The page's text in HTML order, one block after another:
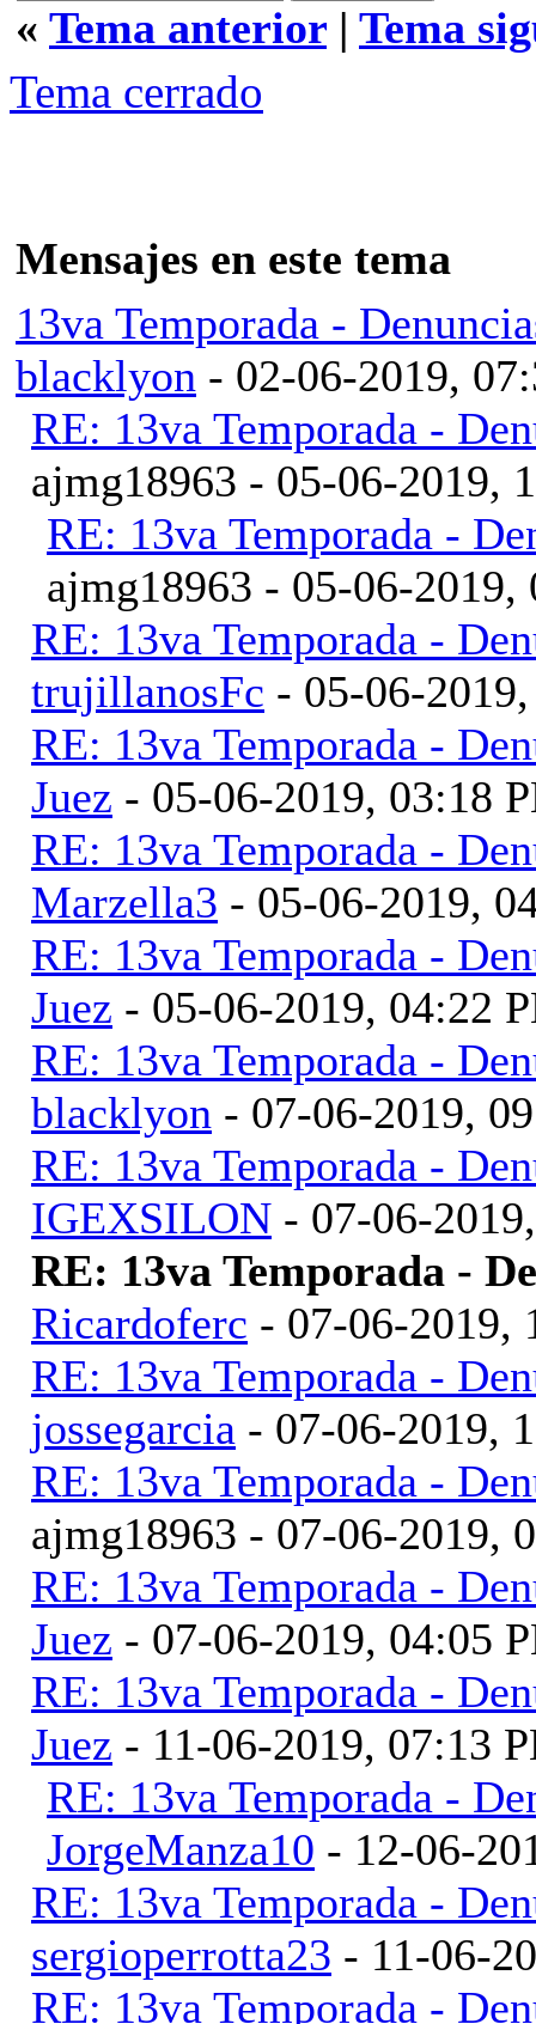
« Tema anterior | Tema
Tema cerrado
Mensajes en este tema
13va Temporada -
blacklyon - 02-06-2019,
RE: 13va Temporada -
ajmg18963 - 05-06-2019,
RE: 13va Temporada -
ajmg18963 - 05-06-
RE: 13va Temporada -
trujillanosFc - 05-06-
RE: 13va Temporada -
Juez - 05-06-2019, 03:18
RE: 13va Temporada -
Marzella3 - 05-06-2019,
RE: 13va Temporada -
Juez - 05-06-2019, 04:22
RE: 13va Temporada -
blacklyon - 07-06-2019,
RE: 13va Temporada -
IGEXSILON - 07-06-
RE: 13va Temporada -
Ricardoferc - 07-06-2019,
RE: 13va Temporada -
jossegarcia - 07-06-2019,
RE: 13va Temporada -
ajmg18963 - 07-06-2019,
RE: 13va Temporada -
Juez - 07-06-2019, 04:05
RE: 13va Temporada -
Juez - 11-06-2019, 07:13
RE: 13va Temporada -
JorgeManza10 - 12-06-
RE: 13va Temporada -
sergioperrotta23 - 11-06-
RE: 13va Temporada -